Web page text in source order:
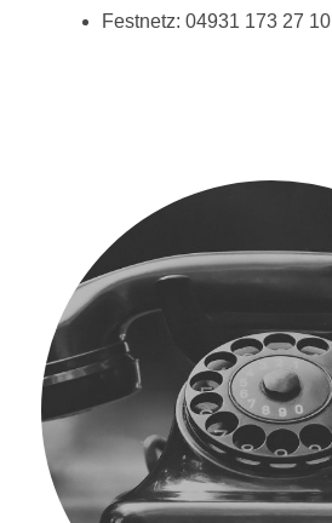
Festnetz: 04931 173 27 10